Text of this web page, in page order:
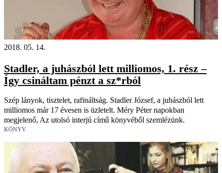
2018. 05. 14.
Stadler, a juhászból lett milliomos, 1. rész –
Így csináltam pénzt a sz*rból
Szép lányok, tisztelet, rafináltság. Stadler József, a juhászból lett
milliomos már 17 évesen is üzletelt. Méry Péter napokban
megjelenő, Az utolsó interjú című könyvéből szemlézünk.
KÖNYV